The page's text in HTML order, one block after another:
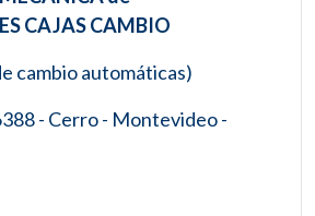
CAJAS CAMBIO
cambio automáticas)
- Cerro - Montevideo -